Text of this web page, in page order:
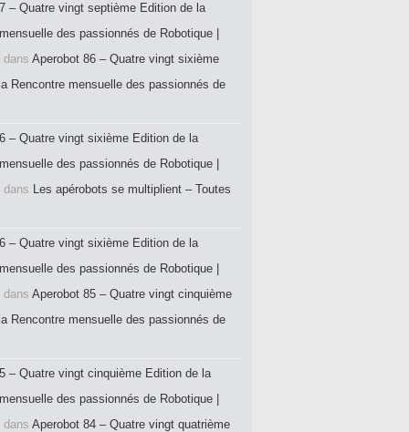
– Quatre vingt septième Edition de la
des passionnés de Robotique |
dans Aperobot 86 – Quatre vingt sixième
Rencontre mensuelle des passionnés de
– Quatre vingt sixième Edition de la
des passionnés de Robotique |
dans Les apérobots se multiplient – Toutes
– Quatre vingt sixième Edition de la
des passionnés de Robotique |
dans Aperobot 85 – Quatre vingt cinquième
Rencontre mensuelle des passionnés de
– Quatre vingt cinquième Edition de la
des passionnés de Robotique |
dans Aperobot 84 – Quatre vingt quatrième